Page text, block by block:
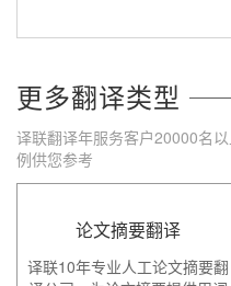
更多翻译类型
译联翻译年服务客户20000名
例供您参考
论文摘要翻译
译联10年专业人工论文摘要翻